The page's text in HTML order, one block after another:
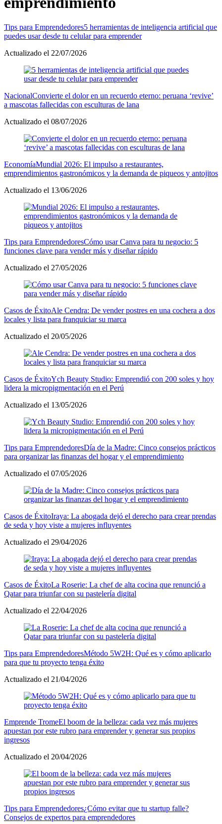
Tips para Emprendedores5 herramientas de inteligencia artificial que
puedes usar desde tu celular para emprender
Actualizado el 22/07/2026
NacionalConvierte el dolor en un recuerdo eterno: peruana ‘revive’
a mascotas fallecidas con esculturas de lana
Actualizado el 08/07/2026
EconomíaMundial 2026: El impulso a restaurantes,
emprendimientos gastronómicos y la demanda de piqueos y antojitos
Actualizado el 13/06/2026
Tips para EmprendedoresCómo usar Canva para tu negocio: 5
funciones clave para vender más y diseñar rápido
Actualizado el 27/05/2026
Casos de ÉxitoAle Cendra: De vender postres en una cochera a dos
locales y lista para franquiciar su marca
Actualizado el 20/05/2026
Casos de ÉxitoYch Beauty Studio: Emprendió con 200 soles y hoy
lidera la micropigmentación en el Perú
Actualizado el 13/05/2026
Tips para EmprendedoresDía de la Madre: Cinco consejos prácticos
para organizar las finanzas del hogar y el emprendimiento
Actualizado el 07/05/2026
Casos de ÉxitoIraya: La abogada dejó el derecho para crear prendas
de seda y hoy viste a mujeres influyentes
Actualizado el 29/04/2026
Casos de ÉxitoLa Roserie: La chef de alta cocina que renunció a
Qatar para triunfar con su pastelería digital
Actualizado el 22/04/2026
Tips para EmprendedoresMétodo 5W2H: Qué es y cómo aplicarlo
para que tu proyecto tenga éxito
Actualizado el 21/04/2026
Emprende TromeEl boom de la belleza: cada vez más mujeres
apuestan por este rubro para emprender y generar sus propios
ingresos
Actualizado el 20/04/2026
Tips para Emprendedores¿Cómo evitar que tu startup falle?
Consejos de expertos para emprendedores